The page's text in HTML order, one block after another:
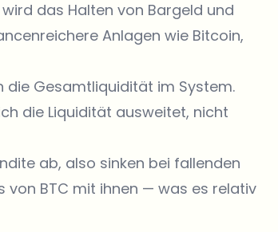
das Halten von Bargeld und
Anlagen wie Bitcoin,
die Gesamtliquidität im System.
die Liquidität ausweitet, nicht
ab, also sinken bei fallenden
von BTC mit ihnen — was es relativ